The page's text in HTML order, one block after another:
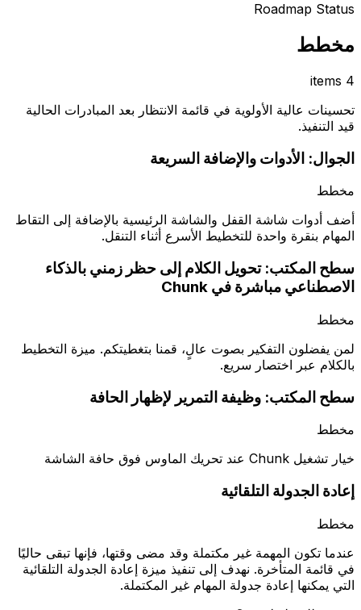
Roadmap Status
مخطط
4 items
تحسينات عالية الأولوية في قائمة الانتظار بعد المبادرات الحالية
قيد التنفيذ.
الجوال: الأدوات والإضافة السريعة
مخطط
أضف أدوات شاشة القفل والشاشة الرئيسية بالإضافة إلى التقاط
المهام بنقرة واحدة للتخطيط الأسرع أثناء التنقل.
سطح المكتب: تحويل الكلام إلى حظر زمني بالذكاء
الاصطناعي مباشرة في Chunk
مخطط
لمن يفضلون التفكير بصوت عالٍ، قمنا بتغطيتكم. ميزة التخطيط
بالكلام عبر اختصار سريع.
سطح المكتب: وظيفة التمرير لإظهار الحافة
مخطط
خيار تشغيل Chunk عند تحريك الماوس فوق حافة الشاشة
إعادة الجدولة التلقائية
مخطط
عندما تكون المهمة غير مكتملة وقد مضى وقتها، فإنها تبقى حاليًا
في قائمة المتأخرة. نهدف إلى تنفيذ ميزة إعادة الجدولة التلقائية
التي يمكنها إعادة جدولة المهام غير المكتملة.